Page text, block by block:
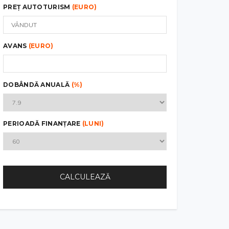
PREȚ AUTOTURISM (EURO)
AVANS (EURO)
DOBÂNDĂ ANUALĂ (%)
PERIOADĂ FINANȚARE (LUNI)
CALCULEAZĂ